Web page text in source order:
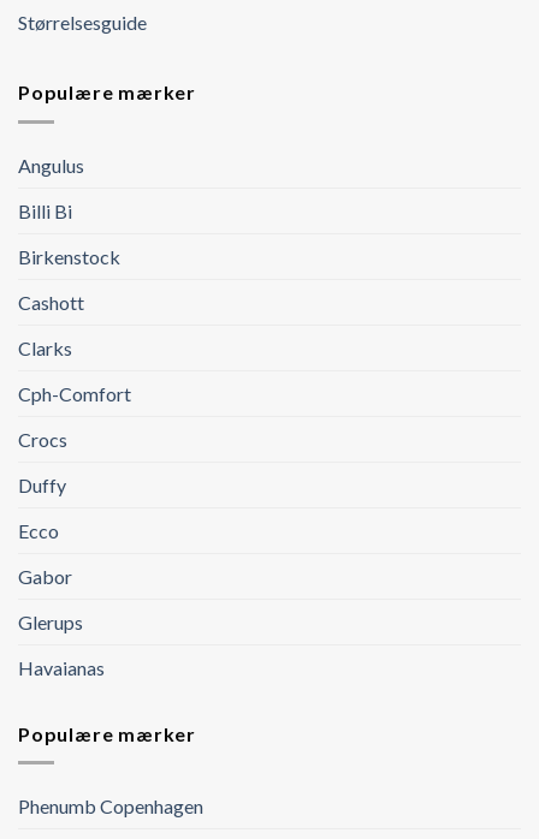
Størrelsesguide
Populære mærker
Angulus
Billi Bi
Birkenstock
Cashott
Clarks
Cph-Comfort
Crocs
Duffy
Ecco
Gabor
Glerups
Havaianas
Populære mærker
Phenumb Copenhagen